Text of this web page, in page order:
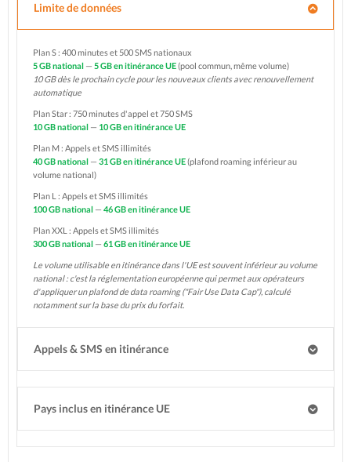
Limite de données
Plan S : 400 minutes et 500 SMS nationaux
5 GB national — 5 GB en itinérance UE(pool commun, même volume)
10 GB dès le prochain cycle pour les nouveaux clients avec renouvellement
automatique
Plan Star : 750 minutes d'appel et 750 SMS
10 GB national — 10 GB en itinérance UE
Plan M : Appels et SMS illimités
40 GB national — 31 GB en itinérance UE(plafond roaming inférieur au
volume national)
Plan L : Appels et SMS illimités
100 GB national — 46 GB en itinérance UE
Plan XXL : Appels et SMS illimités
300 GB national — 61 GB en itinérance UE
Le volume utilisable en itinérance dans l'UE est souvent inférieur au volume
national : c'est la réglementation européenne qui permet aux opérateurs
d'appliquer un plafond de data roaming ("Fair Use Data Cap"), calculé
notamment sur la base du prix du forfait.
Appels & SMS en itinérance
Pays inclus en itinérance UE